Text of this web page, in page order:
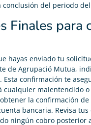
del periodo
Finales para
hayas enviado tu
de Agrupació Mutua,
Esta confirmación te
cualquier malentendido
la confirmación
bancaria. Revisa
ningún cobro posterior